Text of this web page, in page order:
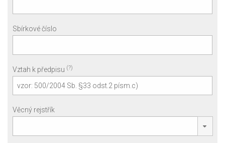
Sbírkové číslo
Vztah k předpisu (?)
Věcný rejstřík